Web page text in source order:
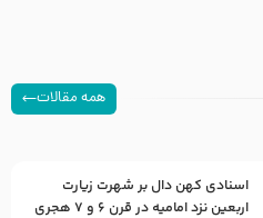
همه مقالات
اسنادی کهن دال بر شهرت زیارت
اربعین نزد امامیه در قرن ۶ و ۷ هجری